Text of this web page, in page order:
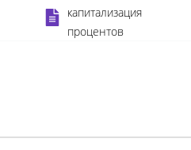
капитализация
процентов